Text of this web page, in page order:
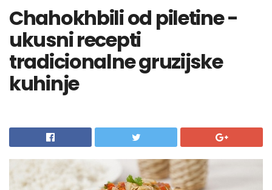
Chahokhbili od piletine -
ukusni recepti
tradicionalne gruzijske
kuhinje